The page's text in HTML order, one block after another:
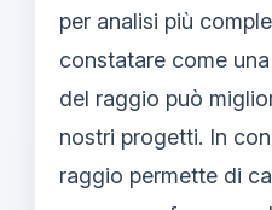
per analisi più
constatare come
del raggio può
nostri progetti. In
raggio permette di